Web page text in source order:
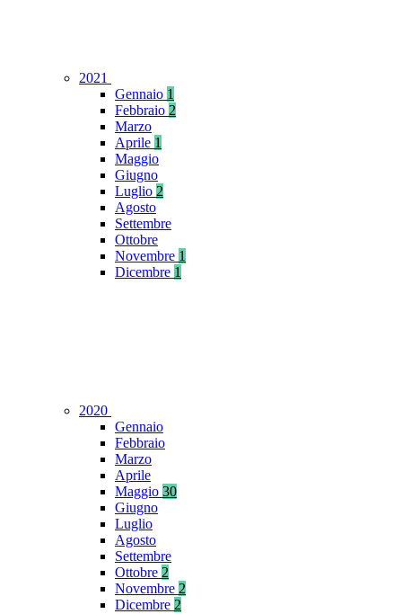
2021
Gennaio 1
Febbraio 2
Marzo
Aprile 1
Maggio
Giugno
Luglio 2
Agosto
Settembre
Ottobre
Novembre 1
Dicembre 1
2020
Gennaio
Febbraio
Marzo
Aprile
Maggio 30
Giugno
Luglio
Agosto
Settembre
Ottobre 2
Novembre 2
Dicembre 2